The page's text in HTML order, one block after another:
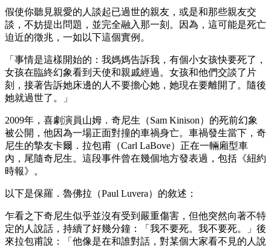
假使你聽見親愛的人談起已過世的親友，或是和那些親友交
談，不妨提出問題，並完全融入那一刻。因為，這可能是死亡
迫近的徵兆，一如以下這個實例。
「事情是這樣開始的：我媽媽告訴我，有個小女孩快要死了，
女孩在臨終幻象看到天使和親戚經過。女孩和他們交談了片
刻，接著告訴她床邊的人不要擔心她，她現在要離開了。隨後
她就過世了。」
2009年，喜劇演員山姆．奇尼生（Sam Kinison）的死前幻象
被公開，他因為一場正面對撞的車禍身亡。車禍發生當下，奇
尼生的摯友卡爾．拉包甫（Carl LaBove）正在一輛廂型車
內，尾隨奇尼生。這段事件曾在幾個地方發表過，包括《紐約
時報》。
以下是保羅．魯佛拉（Paul Luvera）的敘述：
乍看之下奇尼生似乎並沒有受到嚴重傷害，但他突然向著不特
定的人說話，持續了好幾分鐘：「我不要死。我不要死。」後
來拉包甫說：「他像是在和誰對話，對某個大家看不見的人說